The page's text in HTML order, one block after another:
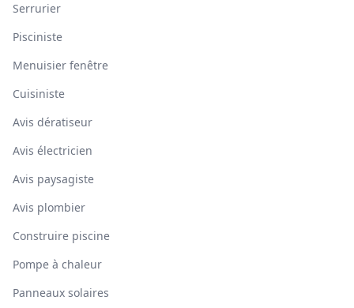
Serrurier
Pisciniste
Menuisier fenêtre
Cuisiniste
Avis dératiseur
Avis électricien
Avis paysagiste
Avis plombier
Construire piscine
Pompe à chaleur
Panneaux solaires